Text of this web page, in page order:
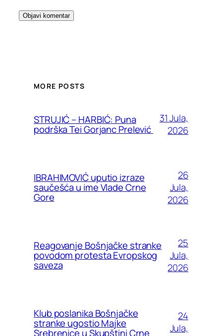
MORE POSTS
STRUJIĆ – HARBIĆ: Puna
podrška Tei Gorjanc Prelević
31 Jula,
2026
IBRAHIMOVIĆ uputio izraze
saučešća u ime Vlade Crne
Gore
26
Jula,
2026
Reagovanje Bošnjačke stranke
povodom protesta Evropskog
saveza
25
Jula,
2026
Klub poslanika Bošnjačke
stranke ugostio Majke
Srebrenice u Skupštini Crne
24
Jula,